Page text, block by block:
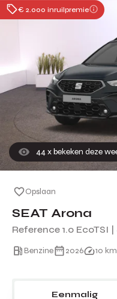
€ 2.000 inruilpremie
44x bekeken deze
Opslaan
SEAT Arona
Reference 1.0 EcoTSI
Benzine 2026 10 km
Eenmalig